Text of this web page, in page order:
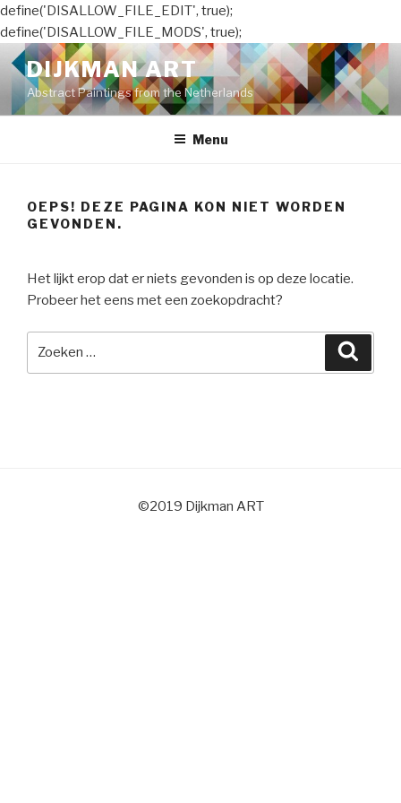
define('DISALLOW_FILE_EDIT', true);
define('DISALLOW_FILE_MODS', true);
Naar
de
inhoud
springen
DIJKMAN ART
Abstract Paintings from the Netherlands
Menu
OEPS! DEZE PAGINA KON NIET WORDEN
GEVONDEN.
Het lijkt erop dat er niets gevonden is op deze locatie.
Probeer het eens met een zoekopdracht?
©2019 Dijkman ART